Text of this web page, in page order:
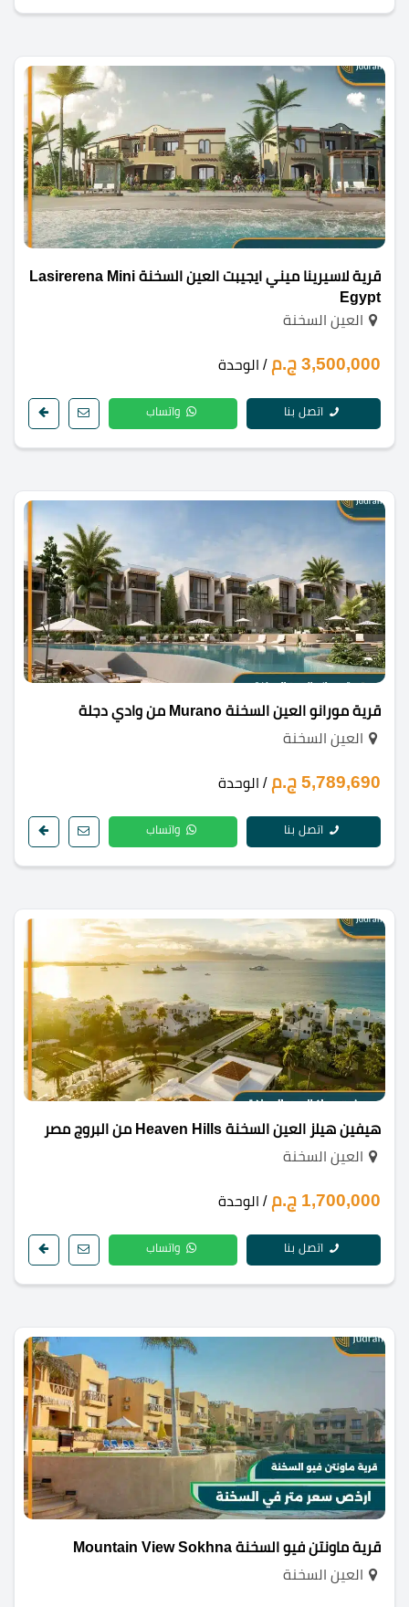
قرية لاسيرينا ميني ايجيبت العين السخنة Lasirerena Mini
Egypt
العين السخنة
3,500,000 ج.م / الوحدة
اتصل بنا واتساب
قرية مورانو العين السخنة Murano من وادي دجلة
العين السخنة
5,789,690 ج.م / الوحدة
اتصل بنا واتساب
هيفين هيلز العين السخنة Heaven Hills من البروج مصر
العين السخنة
1,700,000 ج.م / الوحدة
اتصل بنا واتساب
قرية ماونتن فيو السخنة Mountain View Sokhna
العين السخنة